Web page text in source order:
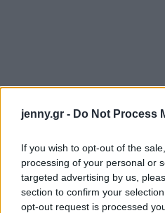
jenny.gr - Do Not Process
If you wish to opt-out of the
processing of your personal or
targeted advertising by us,
section to confirm your
opt-out request is processed